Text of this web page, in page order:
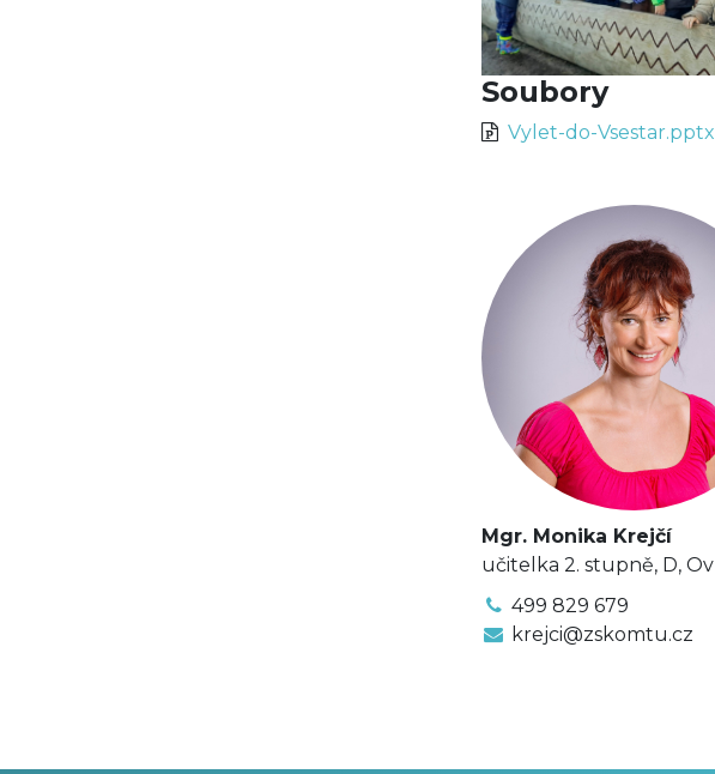
Soubory
Vylet-do-Vsestar.pptx
Mgr. Monika Krejčí
učitelka 2. stupně, D, Ov
499 829 679
krejci@zskomtu.cz